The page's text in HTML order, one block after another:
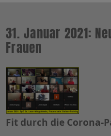
31. Januar 2021:
Frauen
Fit durch die Corona-